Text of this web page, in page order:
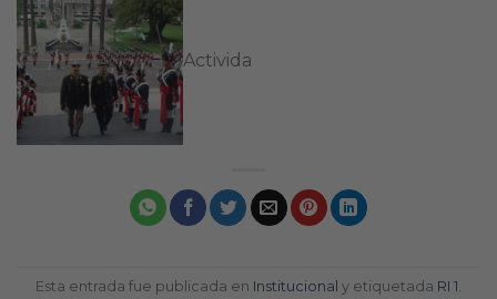
Activida
Esta entrada fue publicada en Institucional y etiquetada RI 1